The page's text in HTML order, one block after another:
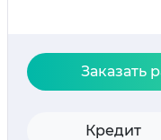
Заказать
Кредит